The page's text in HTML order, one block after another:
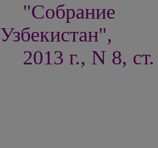
"Собрание
Узбекистан",
2013 г., N 8,